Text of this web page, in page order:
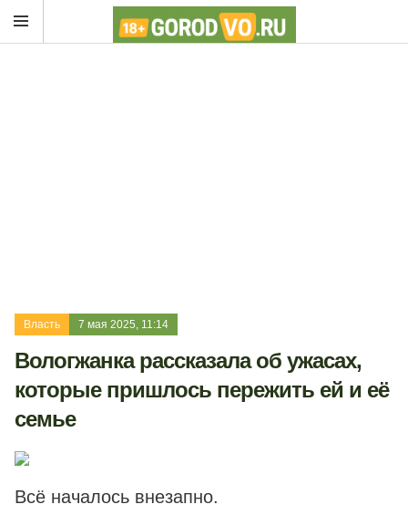
Власть 7 мая 2025, 11:14
Вологжанка рассказала об ужасах,
которые пришлось пережить ей и её
семье
Всё началось внезапно.